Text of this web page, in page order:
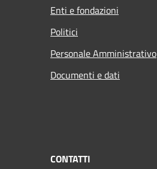
Enti e fondazioni
Politici
Personale Amministrativo
Documenti e dati
CONTATTI